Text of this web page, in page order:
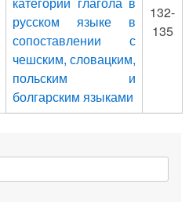
русском языке в
сопоставлении с
чешским, словацким,
польским и
болгарским языками
132-
135